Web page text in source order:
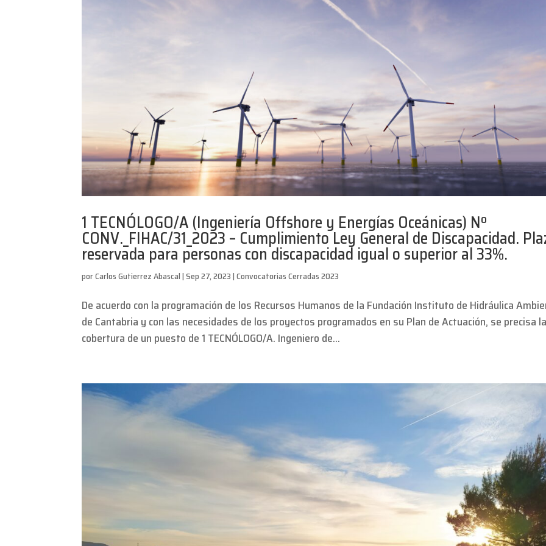
1 TECNÓLOGO/A (Ingeniería Offshore y Energías Oceánicas) Nº
CONV._FIHAC/31_2023 – Cumplimiento Ley General de Discapacidad.
reservada para personas con discapacidad igual o superior al 33%.
porCarlos Gutierrez Abascal|Sep 27, 2023|Convocatorias Cerradas 2023
De acuerdo con la programación de los Recursos Humanos de la Fundación Instituto de Hidráulica
de Cantabria y con las necesidades de los proyectos programados en su Plan de Actuación, se precisa
cobertura de un puesto de 1 TECNÓLOGO/A. Ingeniero de...